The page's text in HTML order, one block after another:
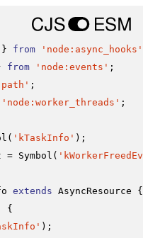
} from 'node:async_hooks'
from 'node:events'
'node:worker_threads' ;
( 'kTaskInfo'
= Symbol (
extends AsyncResource {
{
);